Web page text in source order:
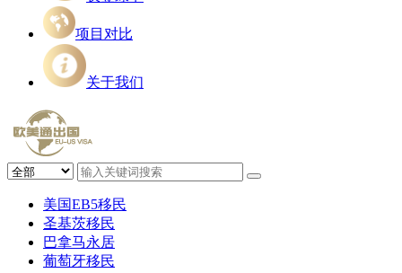
项目对比
关于我们
美国EB5移民
圣基茨移民
巴拿马永居
葡萄牙移民